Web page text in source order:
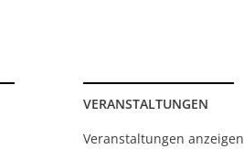
VERANSTALTUNGEN
Veranstaltungen anzeigen